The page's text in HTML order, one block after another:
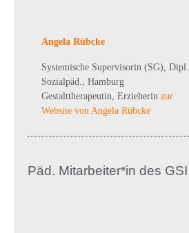
Angela Rübcke
Systemische Supervisorin (SG), Dipl.
Sozialpäd., Hamburg
Gestalttherapeutin, Erzieherin zur
Website von Angela Rübcke
Päd. Mitarbeiter*in des GSI